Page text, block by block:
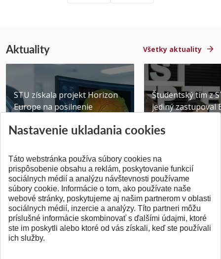
Aktuality Všetky aktuality
STU získala projekt Horizon
Europe na posilnenie
Publikované 31.07.2026
Študentský tím z
jediný zastupoval
Publikované
SPÄŤ NA VRCH
Nastavenie ukladania cookies
Táto webstránka používa súbory cookies na
prispôsobenie obsahu a reklám, poskytovanie funkcií
sociálnych médií a analýzu návštevnosti používame
súbory cookie. Informácie o tom, ako používate naše
webové stránky, poskytujeme aj našim partnerom v oblasti
sociálnych médií, inzercie a analýzy. Títo partneri môžu
príslušné informácie skombinovať s ďalšími údajmi, ktoré
ste im poskytli alebo ktoré od vás získali, keď ste používali
ich služby.